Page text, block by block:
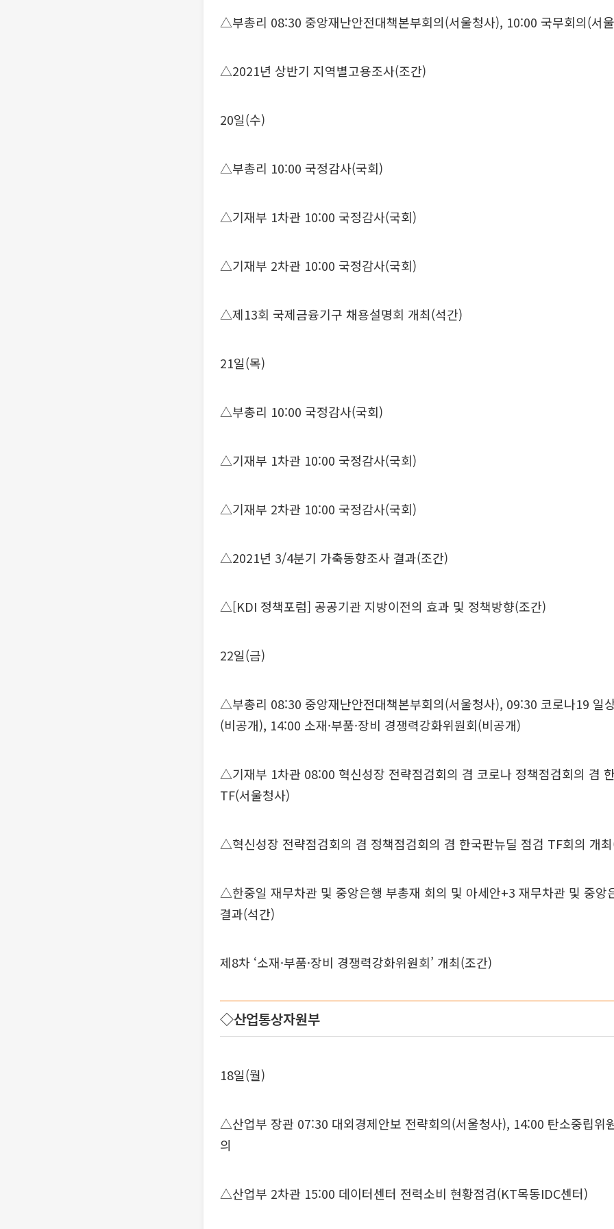
△부총리 08:30 중앙재난안전대책본부회의(서울청사), 10:00 국무회의(서
△2021년 상반기 지역별고용조사(조간)
20일(수)
△부총리 10:00 국정감사(국회)
△기재부 1차관 10:00 국정감사(국회)
△기재부 2차관 10:00 국정감사(국회)
△제13회 국제금융기구 채용설명회 개최(석간)
21일(목)
△부총리 10:00 국정감사(국회)
△기재부 1차관 10:00 국정감사(국회)
△기재부 2차관 10:00 국정감사(국회)
△2021년 3/4분기 가축동향조사 결과(조간)
△[KDI 정책포럼] 공공기관 지방이전의 효과 및 정책방향(조간)
22일(금)
△부총리 08:30 중앙재난안전대책본부회의(서울청사), 09:30 코로나19 일
(비공개), 14:00 소재·부품·장비 경쟁력강화위원회(비공개)
△기재부 1차관 08:00 혁신성장 전략점검회의 겸 코로나 정책점검회의 겸
TF(서울청사)
△혁신성장 전략점검회의 겸 정책점검회의 겸 한국판뉴딜 점검 TF회의 개
△한중일 재무차관 및 중앙은행 부총재 회의 및 아세안+3 재무차관 및 중앙
결과(석간)
제8차 ‘소재·부품·장비 경쟁력강화위원회’ 개최(조간)
◇산업통상자원부
18일(월)
△산업부 장관 07:30 대외경제안보 전략회의(서울청사), 14:00 탄소중립위
의
△산업부 2차관 15:00 데이터센터 전력소비 현황점검(KT목동IDC센터)